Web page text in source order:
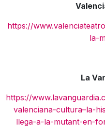
https://
la-
La
https://
valenciana-cultura–la-
llega-a-la-mutant-en-